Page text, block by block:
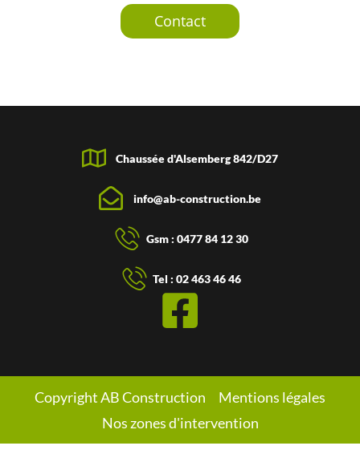
Contact
Chaussée d'Alsemberg 842/D27
info@ab-construction.be
Gsm : 0477 84 12 30
Tel : 02 463 46 46
Copyright AB Construction
Mentions légales
Nos zones d'intervention